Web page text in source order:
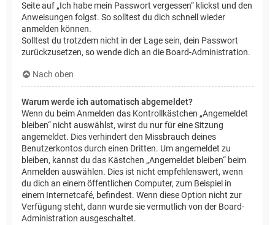
Seite auf „Ich habe mein Passwort vergessen“ klickst und den
Anweisungen folgst. So solltest du dich schnell wieder
anmelden können.
Solltest du trotzdem nicht in der Lage sein, dein Passwort
zurückzusetzen, so wende dich an die Board-Administration.
Nach oben
Warum werde ich automatisch abgemeldet?
Wenn du beim Anmelden das Kontrollkästchen „Angemeldet
bleiben“ nicht auswählst, wirst du nur für eine Sitzung
angemeldet. Dies verhindert den Missbrauch deines
Benutzerkontos durch einen Dritten. Um angemeldet zu
bleiben, kannst du das Kästchen „Angemeldet bleiben“ beim
Anmelden auswählen. Dies ist nicht empfehlenswert, wenn
du dich an einem öffentlichen Computer, zum Beispiel in
einem Internetcafé, befindest. Wenn diese Option nicht zur
Verfügung steht, dann wurde sie vermutlich von der Board-
Administration ausgeschaltet.